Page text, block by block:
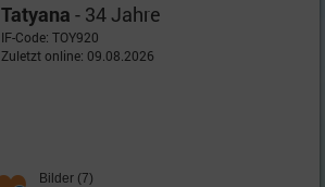
Tatyana - 34 Jahre
IF-Code: TOY920
Zuletzt online: 09.08.2026
Bilder (7)